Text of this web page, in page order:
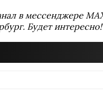
в мессенджере
Будет интересно!